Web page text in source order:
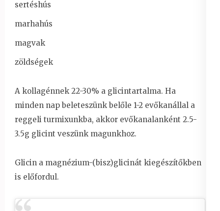
sertéshús
marhahús
magvak
zöldségek
A kollagénnek 22-30% a glicintartalma. Ha
minden nap beleteszünk belőle 1-2 evőkanállal a
reggeli turmixunkba, akkor evőkanalanként 2.5-
3.5g glicint veszünk magunkhoz.
Glicin a magnézium-(bisz)glicinát kiegészítőkben
is előfordul.